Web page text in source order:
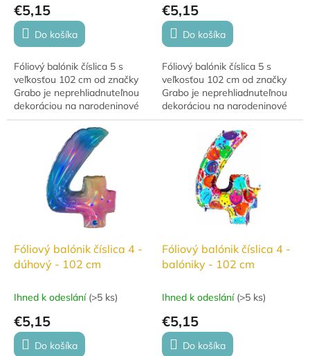
€5,15
Do košíka
Fóliový balónik číslica 5 s
veľkosťou 102 cm od značky
Grabo je neprehliadnuteľnou
dekoráciou na narodeninové
oslavy, výročia, jubileá aj
ďalšie slávnostné príležitosti.
€5,15
Do košíka
Fóliový balónik číslica 5 s
veľkosťou 102 cm od značky
Grabo je neprehliadnuteľnou
dekoráciou na narodeninové
oslavy, výročia, jubileá aj
ďalšie slávnostné príležitosti.
Fóliový balónik číslica 4 -
dúhový - 102 cm
Ihned k odeslání (>5 ks)
€5,15
Do košíka
Fóliový balónik číslica 4 -
balóniky - 102 cm
Ihned k odeslání (>5 ks)
€5,15
Do košíka